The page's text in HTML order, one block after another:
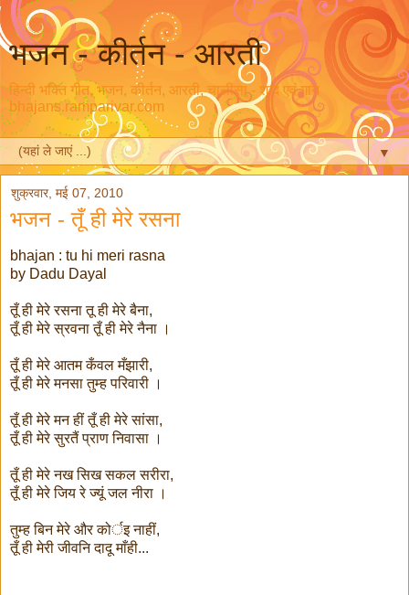
भजन - कीर्तन - आरती
हिन्दी भक्ति गीत, भजन, कीर्तन, आरती, चालीसा - शब्द एवं गान
bhajans.ramparivar.com
▼
शुक्रवार, मई 07, 2010
भजन - तूँ ही मेरे रसना
bhajan : tu hi meri rasna
by Dadu Dayal
तूँ ही मेरे रसना तू ही मेरे बैना,
तूँ ही मेरे स्रवना तूँ ही मेरे नैना ।
तूँ ही मेरे आतम कँवल मँझारी,
तूँ ही मेरे मनसा तुम्ह परिवारी ।
तूँ ही मेरे मन हीं तूँ ही मेरे सांसा,
तूँ ही मेरे सुरतैं प्राण निवासा ।
तूँ ही मेरे नख सिख सकल सरीरा,
तूँ ही मेरे जिय रे ज्यूं जल नीरा ।
तुम्ह बिन मेरे और कोर्इ नाहीं,
तूँ ही मेरी जीवनि दादू माँही...